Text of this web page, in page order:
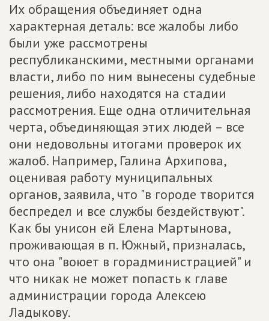
Их обращения объединяет одна
характерная деталь: все жалобы либо
были уже рассмотрены
республиканскими, местными органами
власти, либо по ним вынесены судебные
решения, либо находятся на стадии
рассмотрения. Еще одна отличительная
черта, объединяющая этих людей – все
они недовольны итогами проверок их
жалоб. Например, Галина Архипова,
оценивая работу муниципальных
органов, заявила, что "в городе творится
беспредел и все службы бездействуют".
Как бы унисон ей Елена Мартынова,
проживающая в п. Южный, призналась,
что она "воюет в горадминистрацией" и
что никак не может попасть к главе
администрации города Алексею
Ладыкову.